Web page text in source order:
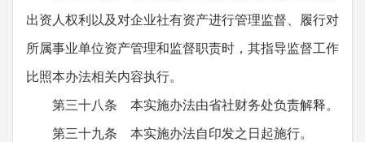
出资人权利以及对企业社有资产进行管理监督、履行对
所属事业单位资产管理和监督职责时，其指导监督工作
比照本办法相关内容执行。
第三十八条 本实施办法由省社财务处负责解释。
第三十九条 本实施办法自印发之日起施行。